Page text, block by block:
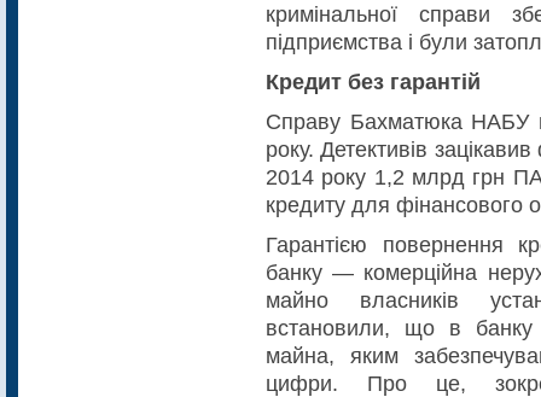
кримінальної справи
підприємства і були
Кредит без гарантій
Справу Бахматюка НАБУ
року. Детективів
2014 року 1,2 млрд грн
кредиту для фінансового
Гарантією повернення
банку — комерційна
майно власників
встановили, що в банку
майна, яким
цифри. Про це,